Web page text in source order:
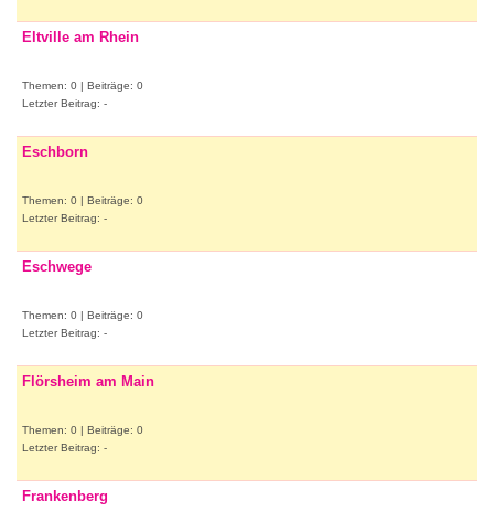
Eltville am Rhein
Themen: 0 | Beiträge: 0
Letzter Beitrag: -
Eschborn
Themen: 0 | Beiträge: 0
Letzter Beitrag: -
Eschwege
Themen: 0 | Beiträge: 0
Letzter Beitrag: -
Flörsheim am Main
Themen: 0 | Beiträge: 0
Letzter Beitrag: -
Frankenberg